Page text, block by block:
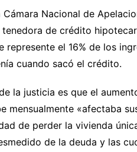
Cámara Nacional de
de crédito
represente el 16% de los
cuando sacó el crédito.
la justicia es que el
mensualmente «afectaba
de perder la vivienda
de la deuda y las